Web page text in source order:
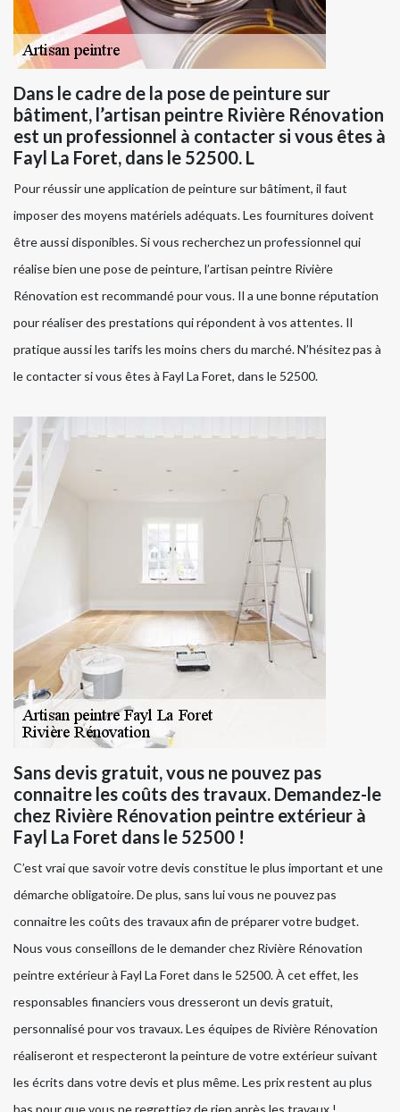
Dans le cadre de la pose de peinture sur
bâtiment, l’artisan peintre Rivière Rénovation
est un professionnel à contacter si vous êtes à
Fayl La Foret, dans le 52500. L
Pour réussir une application de peinture sur bâtiment, il faut
imposer des moyens matériels adéquats. Les fournitures doivent
être aussi disponibles. Si vous recherchez un professionnel qui
réalise bien une pose de peinture, l’artisan peintre Rivière
Rénovation est recommandé pour vous. Il a une bonne réputation
pour réaliser des prestations qui répondent à vos attentes. Il
pratique aussi les tarifs les moins chers du marché. N’hésitez pas à
le contacter si vous êtes à Fayl La Foret, dans le 52500.
Sans devis gratuit, vous ne pouvez pas
connaitre les coûts des travaux. Demandez-le
chez Rivière Rénovation peintre extérieur à
Fayl La Foret dans le 52500 !
C’est vrai que savoir votre devis constitue le plus important et une
démarche obligatoire. De plus, sans lui vous ne pouvez pas
connaitre les coûts des travaux afin de préparer votre budget.
Nous vous conseillons de le demander chez Rivière Rénovation
peintre extérieur à Fayl La Foret dans le 52500. À cet effet, les
responsables financiers vous dresseront un devis gratuit,
personnalisé pour vos travaux. Les équipes de Rivière Rénovation
réaliseront et respecteront la peinture de votre extérieur suivant
les écrits dans votre devis et plus même. Les prix restent au plus